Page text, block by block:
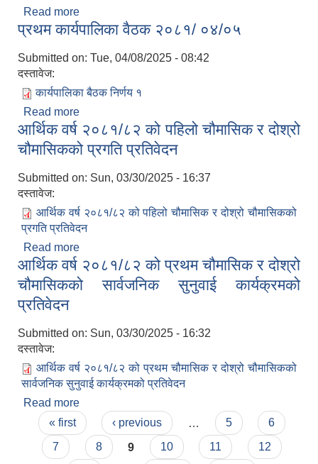
Read more
प्रथम कार्यपालिका वैठक २०८१/ ०४/०५
Submitted on: Tue, 04/08/2025 - 08:42
दस्तावेज:
कार्यपालिका बैठक निर्णय १
Read more
आर्थिक वर्ष २०८१/८२ को पहिलो चौमासिक र दोश्रो
चौमासिकको प्रगति प्रतिवेदन
Submitted on: Sun, 03/30/2025 - 16:37
दस्तावेज:
आर्थिक वर्ष २०८१/८२ को पहिलो चौमासिक र दोश्रो चौमासिकको
प्रगति प्रतिवेदन
Read more
चौमासिकको प्रगति प्रतिवेदन
आर्थिक वर्ष २०८१/८२ को प्रथम चौमासिक र दोश्रो
चौमासिकको सार्वजनिक सुनुवाई कार्यक्रमको
प्रतिवेदन
Submitted on: Sun, 03/30/2025 - 16:32
दस्तावेज:
आर्थिक वर्ष २०८१/८२ को प्रथम चौमासिक र दोश्रो चौमासिकको
सार्वजनिक सुनुवाई कार्यक्रमको प्रतिवेदन
Read more
चौमासिकको सार्वजनिक सुनुवाई कार्यक्रमको प्रतिवेदन
Pages
« first ‹ previous 5
6
7
8 9 10 11
12